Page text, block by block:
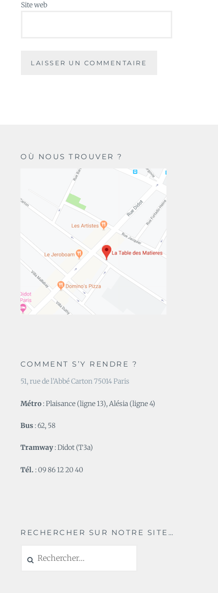
Site web
OÙ NOUS TROUVER ?
COMMENT S’Y RENDRE ?
51, rue de l’Abbé Carton 75014 Paris
Métro : Plaisance (ligne 13), Alésia (ligne 4)
Bus : 62, 58
Tramway: Didot (T3a)
Tél. : 09 86 12 20 40
RECHERCHER SUR NOTRE SITE…